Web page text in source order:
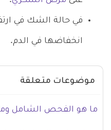
في حالة الشك في
انخفاضها في الدم.
موضوعات متعلقة
ما هو الفحص الشامل